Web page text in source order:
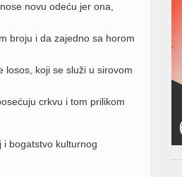
novu odeću jer ona,
broju i da zajedno sa horom
losos, koji se služi u sirovom
crkvu i tom prilikom
i bogatstvo kulturnog